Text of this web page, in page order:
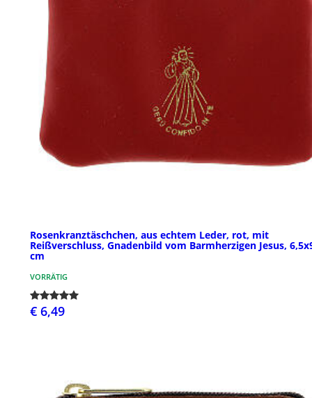
Rosenkranztäschchen, aus echtem Leder, rot, mit
Reißverschluss, Gnadenbild vom Barmherzigen Jesus,
cm
VORRÄTIG
€ 6,49